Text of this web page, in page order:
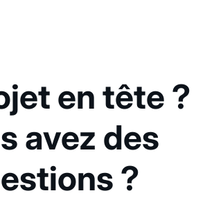
en tête ?
avez des
?